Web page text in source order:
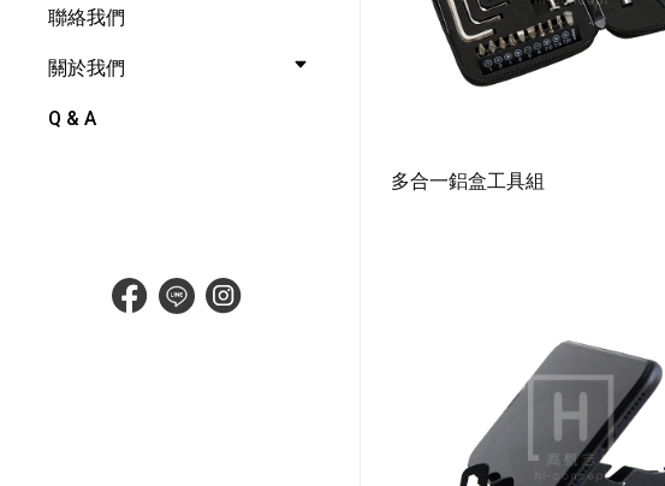
聯絡我們
關於我們
Q & A
多合一鋁盒工具組